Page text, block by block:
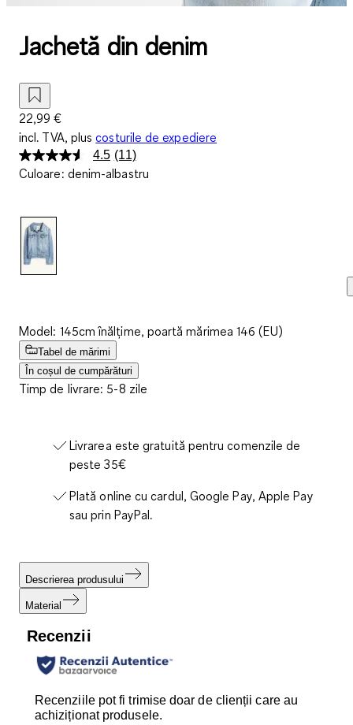
Jachetă din denim
22,99 €
incl. TVA, plus costurile de expediere
4.5 Citiți
11
(11)
Culoare: denim-albastru
Model: 145cm înălțime, poartă mărimea 146 (EU)
Tabel de mărimi
În coșul de cumpărături
Timp de livrare: 5-8 zile
Livrarea este gratuită pentru comenzile de
peste 35€
Plată online cu cardul, Google Pay, Apple Pay
sau prin PayPal.
Descrierea produsului
Material
Recenzii
Recenziile pot fi trimise doar de clienții care au
achiziționat produsele.